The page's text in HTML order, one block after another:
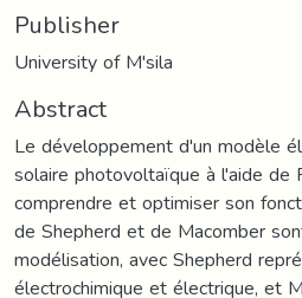
Publisher
University of M'sila
Abstract
Le développement d'un modèle
solaire photovoltaïque à l'aide
comprendre et optimiser son
de Shepherd et de Macomber
modélisation, avec Shepherd
électrochimique et électrique, et